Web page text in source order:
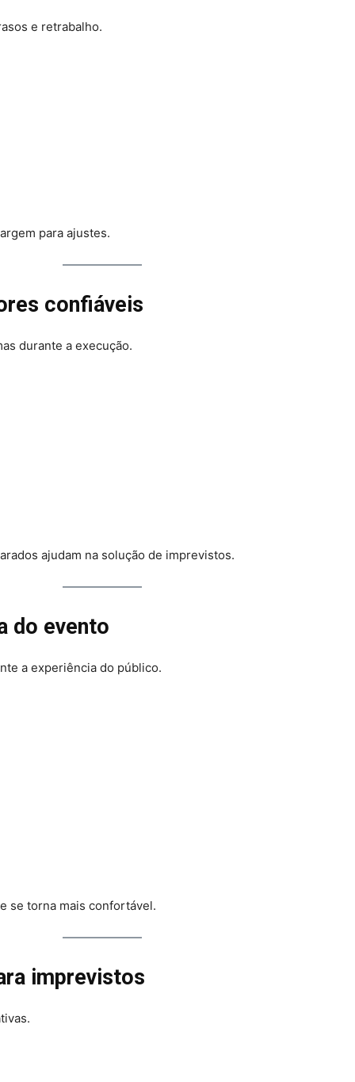
e retrabalho.
para ajustes.
confiáveis
durante a execução.
ajudam na solução de imprevistos.
do evento
a experiência do público.
se torna mais confortável.
imprevistos